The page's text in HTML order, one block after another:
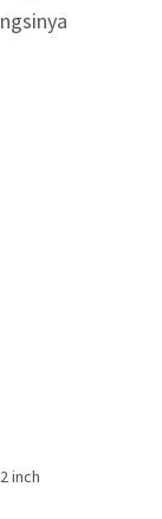
inch